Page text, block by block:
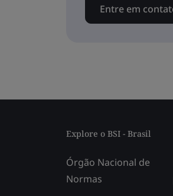
Entre em
Explore o BSI - Brasil
Órgão Nacional de
Normas